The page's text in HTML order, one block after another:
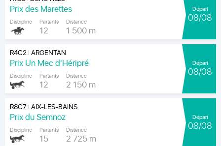
Prix des Marettes
Discipline Partants
12
Distance
1 500 m
Départ
08/08
R4C2|ARGENTAN
Prix Un Mec d'Héripré
Discipline Partants
12
Distance
2 150 m
Départ
08/08
R8C7 |AIX-LES-BAINS
Prix du Semnoz
Discipline Partants
15
Distance
2 725 m
Départ
08/08